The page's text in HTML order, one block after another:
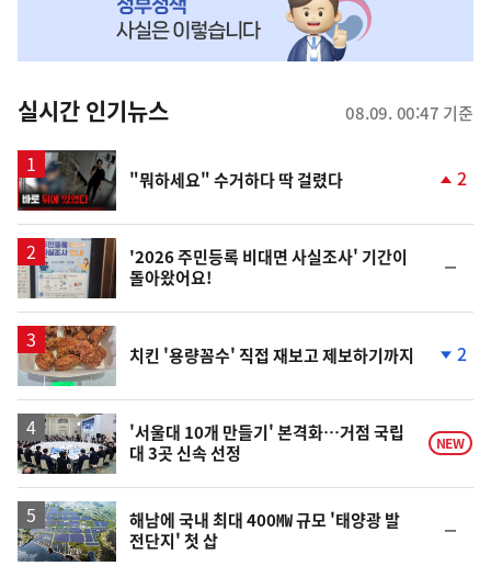
뉴
스
실시간 인기뉴스 08.09. 00:47 기준
영
상
"뭐하세요" 수거하다 딱 걸렸다
상
2
'2026 주민등록 비대면 사실조사' 기간이
돌아왔어요!
일
치킨 '용량꼼수' 직접 재보고 제보하기까지
하
락
2
'서울대 10개 만들기' 본격화…거점 국립
대 3곳 신속 선정
NEW
해남에 국내 최대 400㎿ 규모 '태양광 발
전단지' 첫 삽